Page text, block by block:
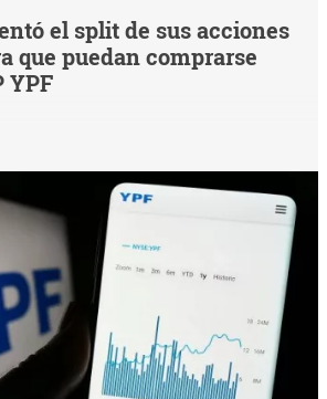
el split de sus acciones
que puedan comprarse
YPF